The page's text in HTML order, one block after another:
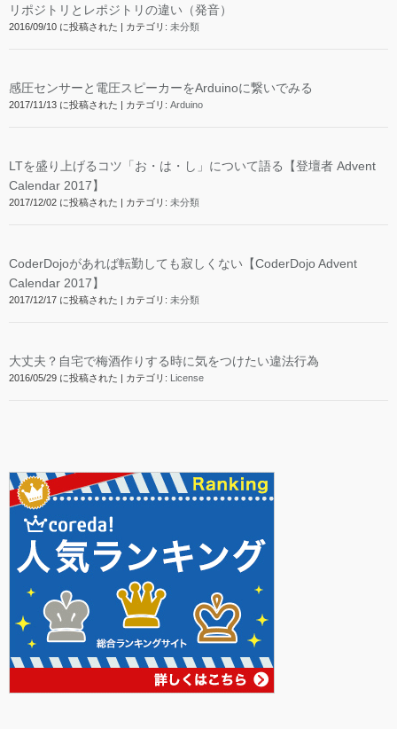
リポジトリとレポジトリの違い（発音）
2016/09/10 に投稿された | カテゴリ: 未分類
感圧センサーと電圧スピーカーをArduinoに繋いでみる
2017/11/13 に投稿された | カテゴリ: Arduino
LTを盛り上げるコツ「お・は・し」について語る【登壇者 Advent
Calendar 2017】
2017/12/02 に投稿された | カテゴリ: 未分類
CoderDojoがあれば転勤しても寂しくない【CoderDojo Advent
Calendar 2017】
2017/12/17 に投稿された | カテゴリ: 未分類
大丈夫？自宅で梅酒作りする時に気をつけたい違法行為
2016/05/29 に投稿された | カテゴリ: License